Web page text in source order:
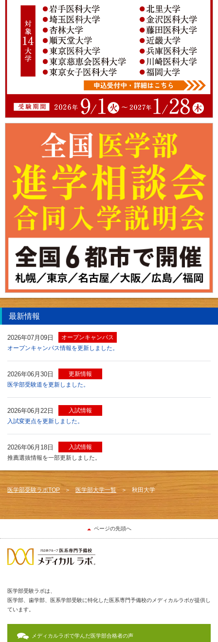
最新情報
2026年07月09日
オープンキャンパス
オープンキャンパス情報を更新しました。
2026年06月30日
更新情報
医学部受験道を更新しました。
2026年06月22日
入試情報
入試変更点を更新しました。
2026年06月18日
入試情報
推薦選抜情報を一部更新しました。
医学部受験ラボTOP 医学部大学一覧 秋田大学
ページの先頭へ
医学部受験ラボは、
医学部、歯学部、医系学部受験に特化した医系専門予備校のメディカルラボが提供し
ています。
メディカルラボで学んだ医学部合格者の声